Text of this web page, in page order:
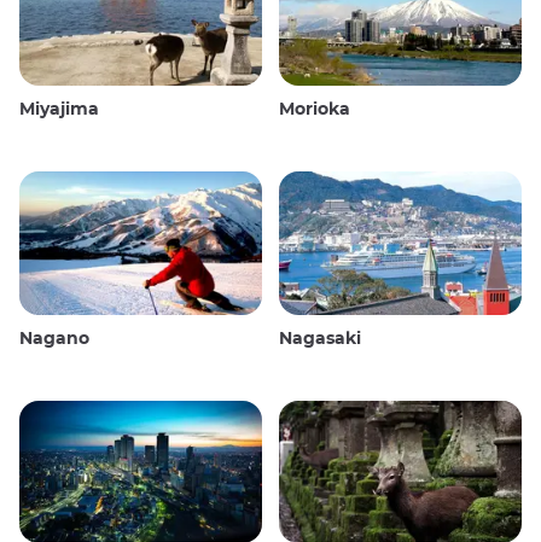
Miyajima Morioka
Nagano Nagasaki